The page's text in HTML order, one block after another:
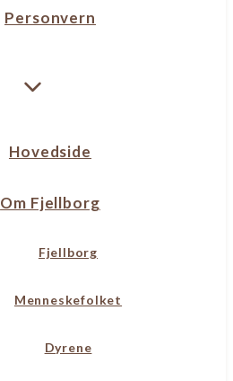
Personvern
Hovedside
Om Fjellborg
Fjellborg
Menneskefolket
Dyrene